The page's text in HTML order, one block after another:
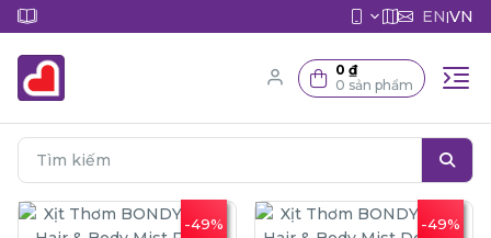
EN|VN
0 ₫
0 sản phẩm
-49% -49%